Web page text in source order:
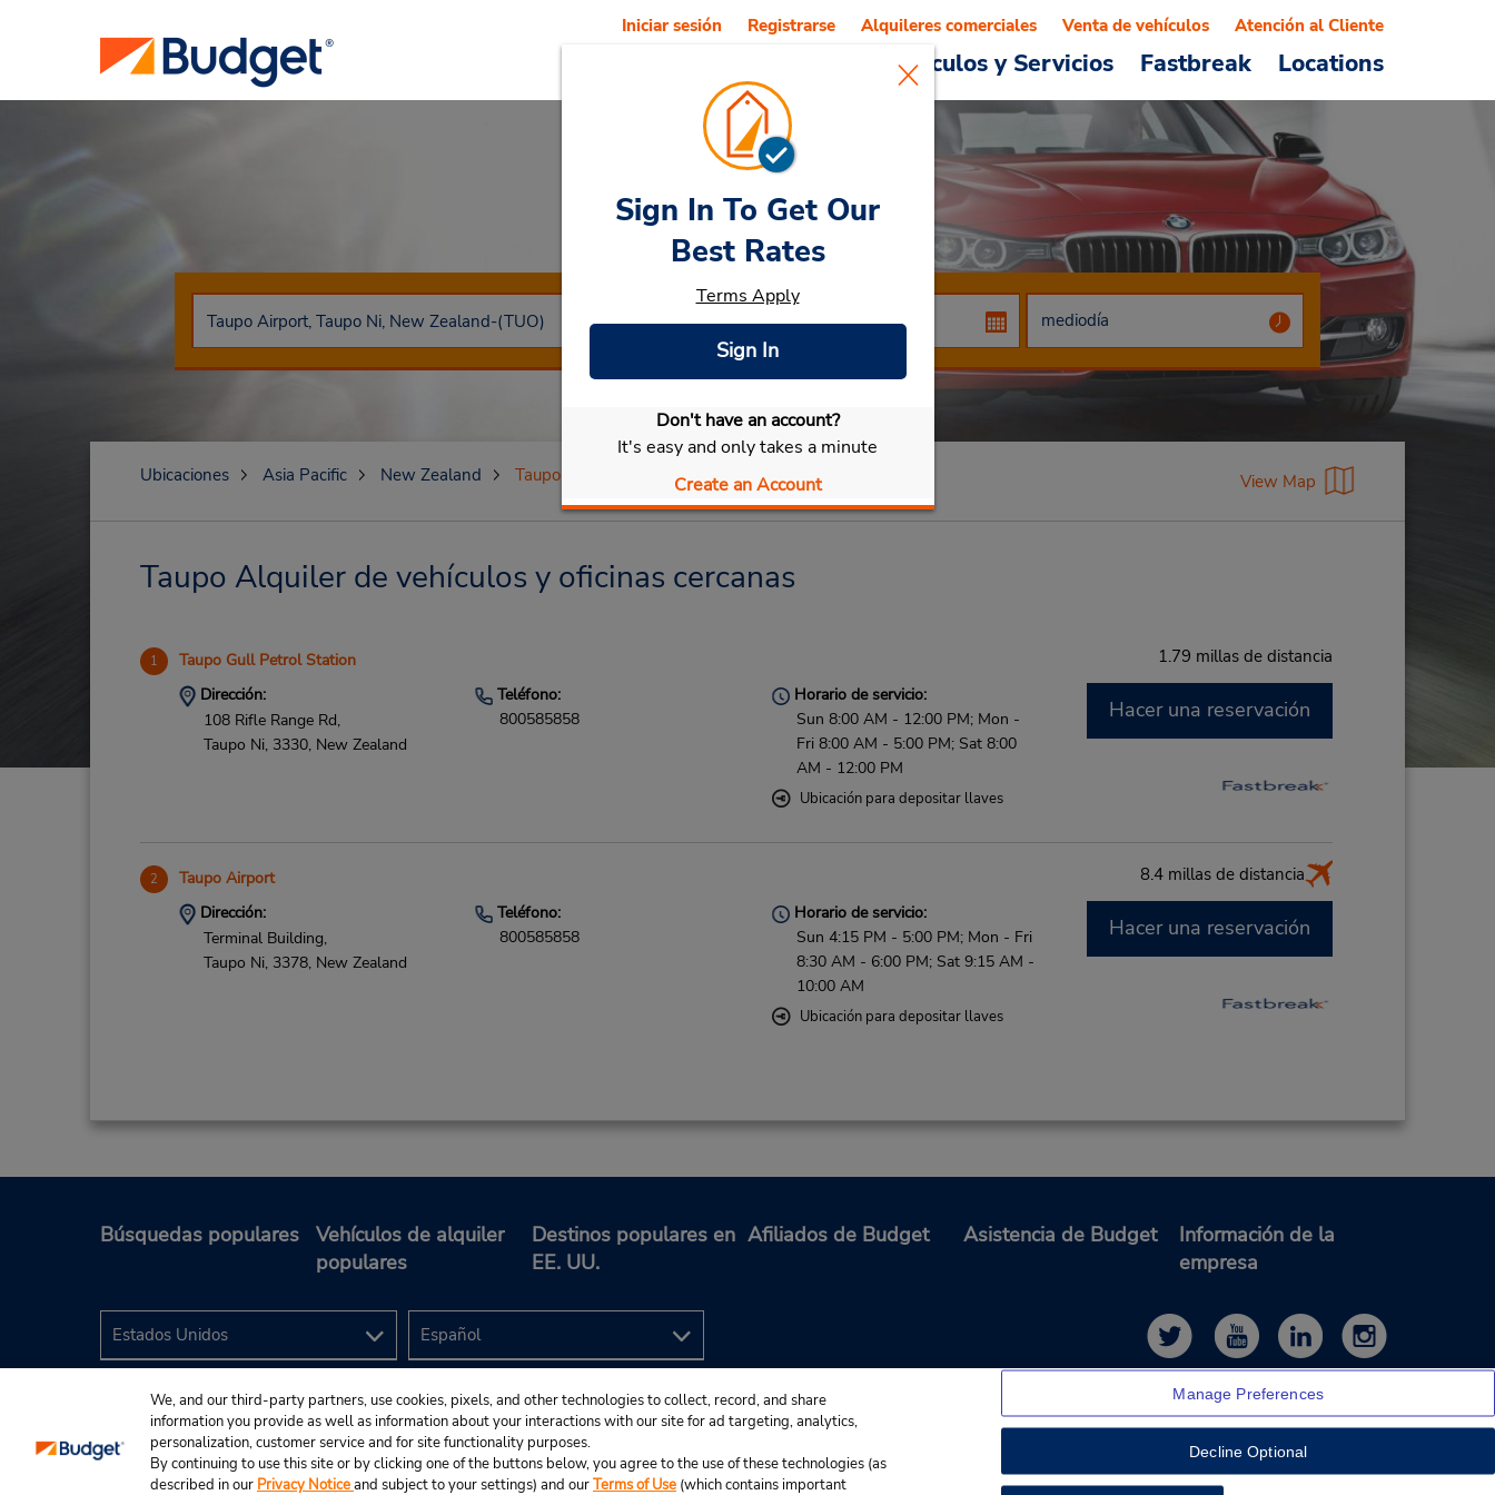
Vehículos y Servicios Fastbreak Locations
Iniciar sesión Registrarse Alquileres comerciales Venta de vehículos Atención al Cliente
Car RentalTaupo
Seleccionar mi vehículo
Sign In To Get Our
Best Rates
Terms Apply
Sign In
Don't have an account?
It's easy and only takes a minute
Create an Account
Ubicaciones Asia Pacific New Zealand Taupo View Map
Taupo Alquiler de vehículos y oficinas cercanas
1 Taupo Gull Petrol Station 1.79 millas de distancia
Dirección:
108 Rifle Range Rd,
Taupo Ni, 3330, New Zealand
Teléfono:
800585858
Horario de servicio:
Sun 8:00 AM - 12:00 PM; Mon -
Fri 8:00 AM - 5:00 PM; Sat 8:00
AM - 12:00 PM
Ubicación para depositar llaves
Hacer una reservación
2 Taupo Airport 8.4 millas de distancia
Dirección:
Terminal Building,
Taupo Ni, 3378, New Zealand
Teléfono:
800585858
Horario de servicio:
Sun 4:15 PM - 5:00 PM; Mon - Fri
8:30 AM - 6:00 PM; Sat 9:15 AM -
10:00 AM
Ubicación para depositar llaves
Hacer una reservación
Búsquedas populares
Vehículos de alquiler
populares
Destinos populares en
EE. UU.
Afiliados de Budget Asistencia de Budget
Información de la
empresa
We, and our third-party partners, use cookies, pixels, and other technologies to collect, record, and share
information you provide as well as information about your interactions with our site for ad targeting, analytics,
personalization, customer service and for site functionality purposes.
By continuing to use this site or by clicking one of the buttons below, you agree to the use of these technologies (as
described in our Privacy Noticeand subject to your settings) and ourTerms of Use (which contains important
Manage Preferences
Decline Optional